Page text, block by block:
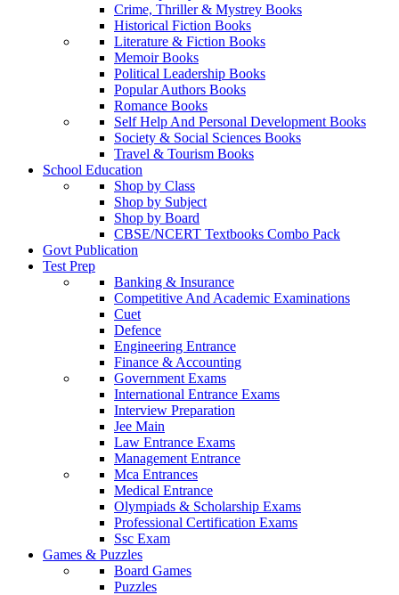
Crime, Thriller & Mystrey Books
Historical Fiction Books
Literature & Fiction Books
Memoir Books
Political Leadership Books
Popular Authors Books
Romance Books
Self Help And Personal Development Books
Society & Social Sciences Books
Travel & Tourism Books
School Education
Shop by Class
Shop by Subject
Shop by Board
CBSE/NCERT Textbooks Combo Pack
Govt Publication
Test Prep
Banking & Insurance
Competitive And Academic Examinations
Cuet
Defence
Engineering Entrance
Finance & Accounting
Government Exams
International Entrance Exams
Interview Preparation
Jee Main
Law Entrance Exams
Management Entrance
Mca Entrances
Medical Entrance
Olympiads & Scholarship Exams
Professional Certification Exams
Ssc Exam
Games & Puzzles
Board Games
Puzzles